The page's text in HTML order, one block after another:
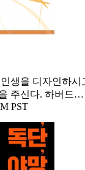
생을 디자인하
주신다. 하버드…
PST